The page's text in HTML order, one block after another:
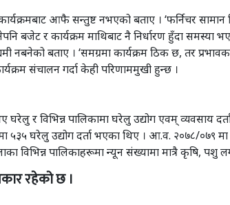
आफै सन्तुष्ट नभएको बताए । ‘फर्निचर
बजेट र कार्यक्रम माथिबाट नै निर्धारण हुँदा समस्या
नबनेको बताए । ‘समग्रमा कार्यक्रम ठिक छ, तर
संचालन गर्दा केही परिणाममुखी हुन्छ ।
र विभिन्न पालिकामा घरेलु उद्योग एवम् व्यवसाय
५३५ घरेलु उद्योग दर्ता भएका थिए । आ.व. २०७८/०७९
विभिन्न पालिकाहरूमा न्यून संख्यामा मात्रै कृषि, पशु
रहेको छ ।